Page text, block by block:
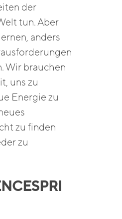
der
tun. Aber
anders
Wir brauchen
uns zu
Energie zu
zu finden
zu